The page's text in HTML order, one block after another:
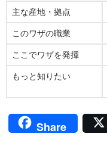
主な産地・拠点
このワザの職業
ここでワザを発揮
もっと知りたい
Share